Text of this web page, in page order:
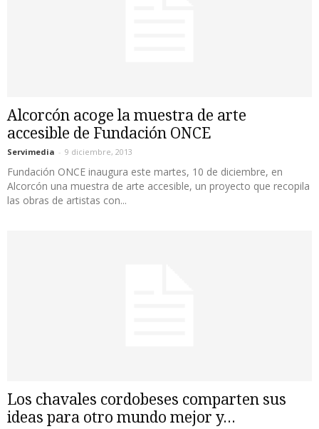
Alcorcón acoge la muestra de arte
accesible de Fundación ONCE
Servimedia - 9 diciembre, 2013
Fundación ONCE inaugura este martes, 10 de diciembre, en
Alcorcón una muestra de arte accesible, un proyecto que recopila
las obras de artistas con...
Los chavales cordobeses comparten sus
ideas para otro mundo mejor y...